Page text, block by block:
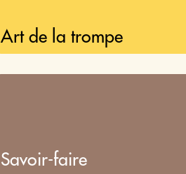
Art de la trompe
Savoir-faire